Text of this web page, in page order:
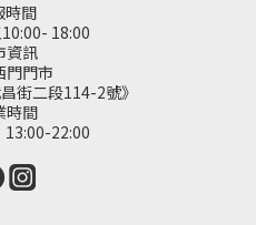
時間
18:00
資訊
門門市
街二段114-2號》
時間
13:00-22:00